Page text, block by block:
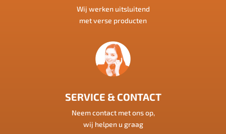
Wij werken uitsluitend
met verse producten
SERVICE & CONTACT
Neem contact met ons op,
wij helpen u graag